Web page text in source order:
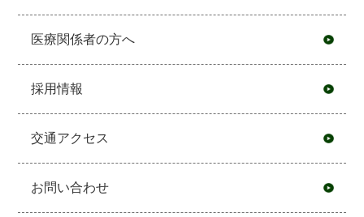
医療関係者の方へ
採用情報
交通アクセス
お問い合わせ